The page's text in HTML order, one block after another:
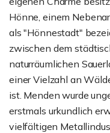
Hönne, einem
als "Hönnestadt"
zwischen dem
naturräumlichen
einer Vielzahl an
ist. Menden wurde
erstmals urkundlich
vielfältigen